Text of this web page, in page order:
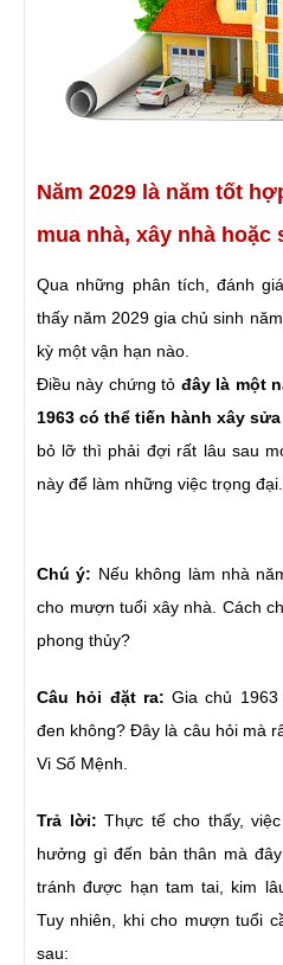
Năm 2029 là năm tốt
mua nhà, xây nhà hoặc
Qua những phân tích, đánh
thấy năm 2029 gia chủ sinh
kỳ một vận hạn nào.
Điều này chứng tỏ đây là một
1963 có thể tiến hành xây
bỏ lỡ thì phải đợi rất lâu sau
này để làm những việc trọng đại.
Chú ý: Nếu không làm nhà
cho mượn tuổi xây nhà. Cách
phong thủy?
Câu hỏi đặt ra: Gia chủ
đen không? Đây là câu hỏi mà
Vi Số Mệnh.
Trả lời:Thực tế cho thấy,
hưởng gì đến bản thân mà
tránh được hạn tam tai, kim
Tuy nhiên, khi cho mượn tuổi
sau: